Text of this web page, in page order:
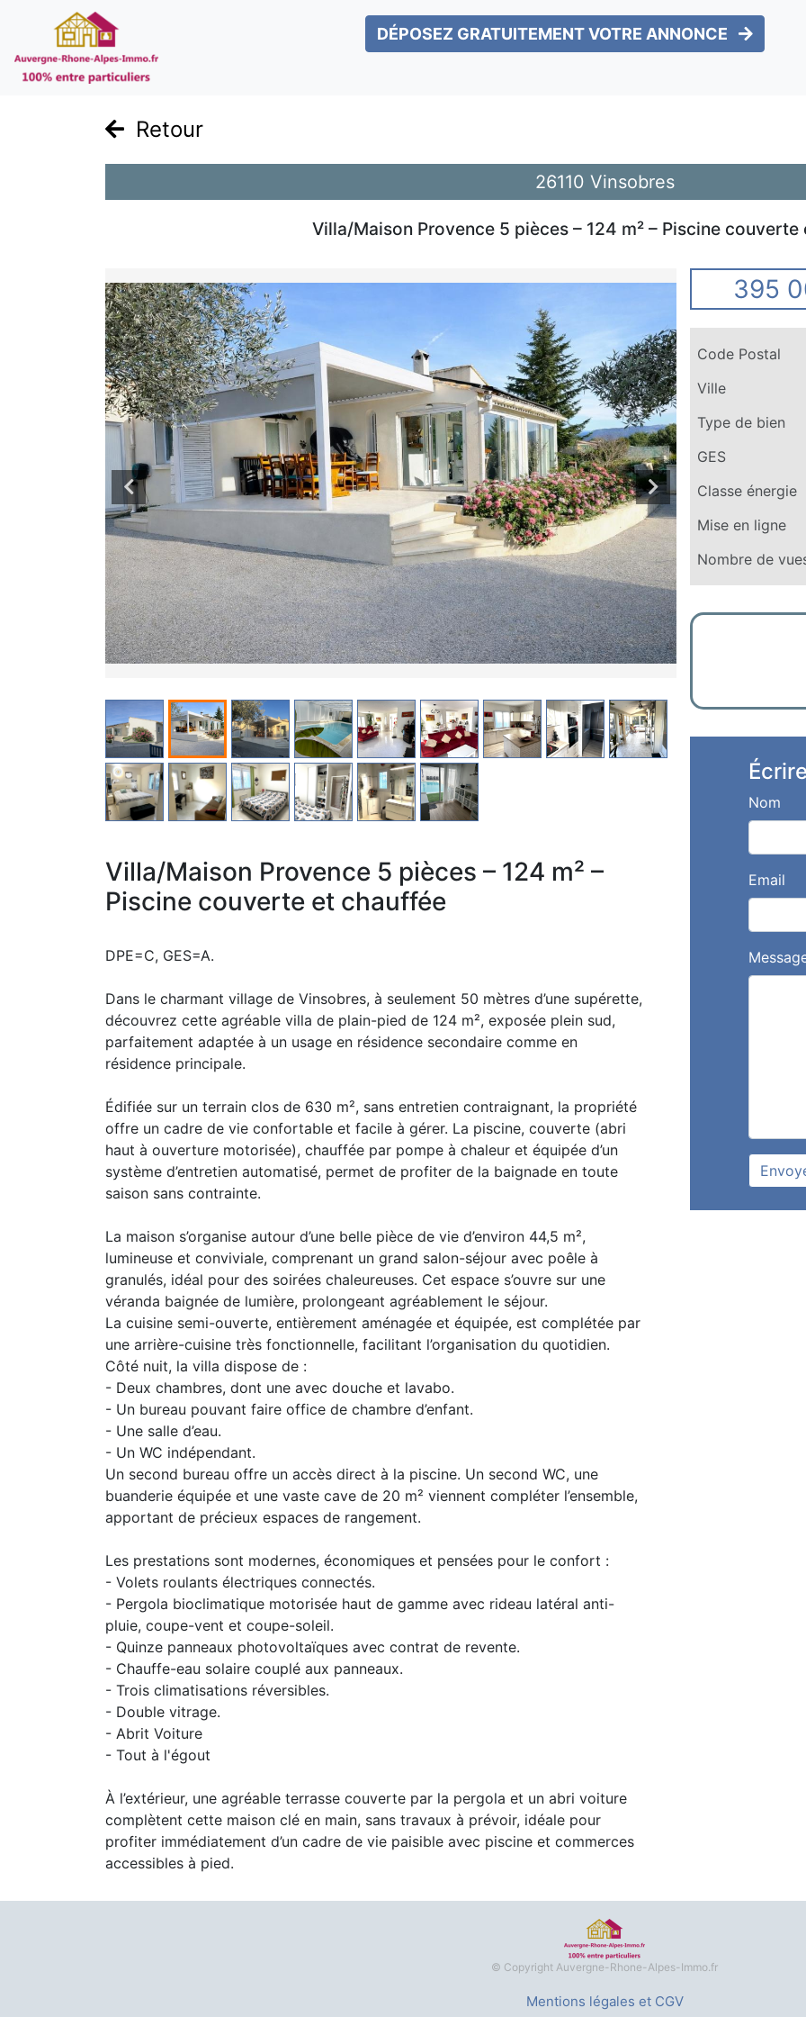
DÉPOSEZ GRATUITEMENT VOTRE ANNONCE
Retour
26110 Vinsobres
Villa/Maison Provence 5 pièces – 124 m² – Piscine
Villa/Maison Provence 5 pièces – 124 m² –
Piscine couverte et chauffée
DPE=C, GES=A.
Dans le charmant village de Vinsobres, à seulement 50 mètres d’une supérette,
découvrez cette agréable villa de plain-pied de 124 m², exposée plein sud,
parfaitement adaptée à un usage en résidence secondaire comme en
résidence principale.
Édifiée sur un terrain clos de 630 m², sans entretien contraignant, la propriété
offre un cadre de vie confortable et facile à gérer. La piscine, couverte (abri
haut à ouverture motorisée), chauffée par pompe à chaleur et équipée d’un
système d’entretien automatisé, permet de profiter de la baignade en toute
saison sans contrainte.
La maison s’organise autour d’une belle pièce de vie d’environ 44,5 m²,
lumineuse et conviviale, comprenant un grand salon-séjour avec poêle à
granulés, idéal pour des soirées chaleureuses. Cet espace s’ouvre sur une
véranda baignée de lumière, prolongeant agréablement le séjour.
La cuisine semi-ouverte, entièrement aménagée et équipée, est complétée par
une arrière-cuisine très fonctionnelle, facilitant l’organisation du quotidien.
Côté nuit, la villa dispose de :
- Deux chambres, dont une avec douche et lavabo.
- Un bureau pouvant faire office de chambre d’enfant.
- Une salle d’eau.
- Un WC indépendant.
Un second bureau offre un accès direct à la piscine. Un second WC, une
buanderie équipée et une vaste cave de 20 m² viennent compléter l’ensemble,
apportant de précieux espaces de rangement.
Les prestations sont modernes, économiques et pensées pour le confort :
- Volets roulants électriques connectés.
- Pergola bioclimatique motorisée haut de gamme avec rideau latéral anti-
pluie, coupe-vent et coupe-soleil.
- Quinze panneaux photovoltaïques avec contrat de revente.
- Chauffe-eau solaire couplé aux panneaux.
- Trois climatisations réversibles.
- Double vitrage.
- Abrit Voiture
- Tout à l'égout
À l’extérieur, une agréable terrasse couverte par la pergola et un abri voiture
complètent cette maison clé en main, sans travaux à prévoir, idéale pour
profiter immédiatement d’un cadre de vie paisible avec piscine et commerces
accessibles à pied.
395
Code Postal
Ville
Type de bien
GES
Classe énergie
Mise en ligne
Nombre de
Nom
Email
© Copyright Auvergne-Rhone-Alpes-Immo.fr
Mentions légales et CGV